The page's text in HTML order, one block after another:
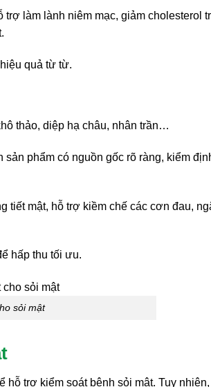
làm lành niêm mạc, giảm cholesterol
quả từ từ.
thảo, diệp hạ châu, nhân trần…
phẩm có nguồn gốc rõ ràng, kiểm
tiết mật, hỗ trợ kiềm chế các cơn đau,
hấp thu tối ưu.
sỏi mật
trợ kiểm soát bệnh sỏi mật. Tuy